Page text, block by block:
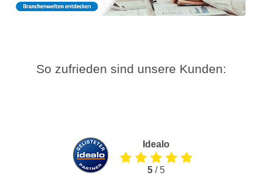
So zufrieden sind unsere Kunden:
Idealo
5/ 5